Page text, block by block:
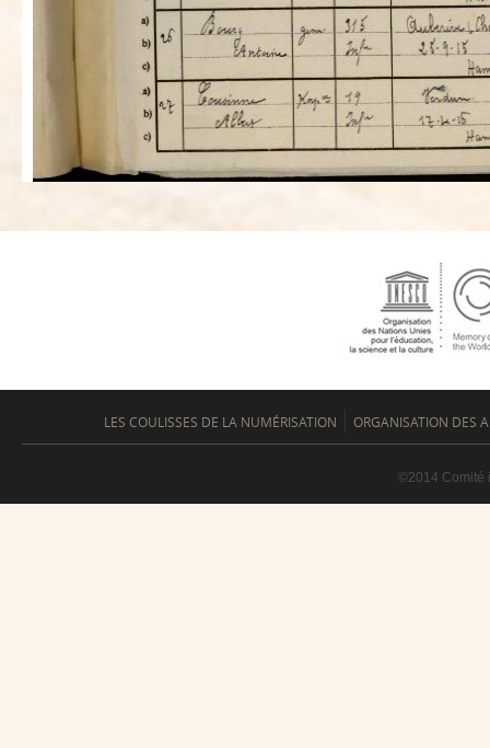
LES COULISSES DE LA NUMÉRISATION ORGANISATION DES
©2014 Comité